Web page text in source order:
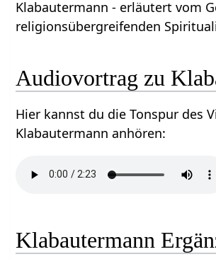
Klabautermann - erläutert vom
religionsübergreifenden
Audiovortrag zu
Hier kannst du die Tonspur des
Klabautermann anhören:
Klabautermann